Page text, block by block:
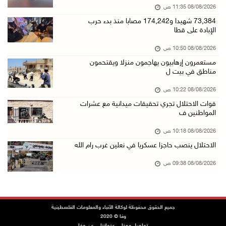
تواصل انتهاكات الاحتلال والمستعمرين: إصابات و ...
08/آب/2026 12:01 ص
أسعار الغذاء العالمية عند أعلى مستوى منذ 3 سن ...
07/آب/2026 11:11 م
قوات الاحتلال تقتحم بيت لحم
الاحتلال يعيق تنقل المواطنين ويقتحم بلدات شرق ...
08/08/2026 11:35 ص
73,384 شهيدا و174,242 مصابا منذ بدء حرب
الإبادة على قطا
08/08/2026 10:50 ص
مستعمرون إرهابيون يهاجمون منزلا ويقتحمون
مناطق في بيت ل
08/08/2026 10:22 ص
قوات الاحتلال تجري تحقيقات ميدانية مع عشرات
المواطنين ف
08/08/2026 10:18 ص
الاحتلال ينصب حاجزا عسكريا في نعلين غرب رام الله
08/08/2026 09:38 ص
جميع الحقوق محفوظة لوكالة الأنباء والمعلومات الفلسطينية
وفا © 2020